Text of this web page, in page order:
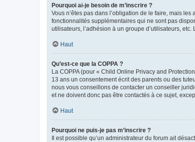
Pourquoi ai-je besoin de m’inscrire ?
Vous n’êtes pas dans l’obligation de le faire, mais
fonctionnalités supplémentaires qui ne sont pas
utilisateurs, l’adhésion à un groupe d’utilisateurs,
Haut
Qu’est-ce que la COPPA ?
La COPPA (pour « Child Online Privacy and
13 ans un consentement écrit des parents ou des
nous vous conseillons de contacter un conseiller
et ne doivent donc pas être contactés à ce sujet,
Haut
Pourquoi ne puis-je pas m’inscrire ?
Il est possible qu’un administrateur du forum ait